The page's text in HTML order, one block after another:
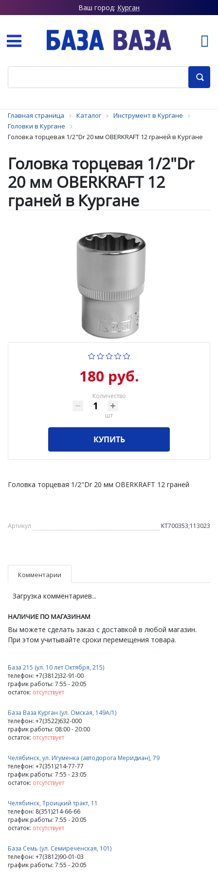
Ваш город: Курган
Главная страница Каталог
Инструмент в Кургане
Головки в Кургане
Головка торцевая 1/2"Dr 20 мм OBERKRAFT 12 граней в Кургане
Головка торцевая 1/2"Dr
20 мм OBERKRAFT 12
граней в Кургане
180 руб.
Количество
шт
КУПИТЬ
Головка торцевая 1/2"Dr 20 мм OBERKRAFT 12 граней
Артикул КТ700353;113023
Комментарии
Загрузка комментариев...
НАЛИЧИЕ ПО МАГАЗИНАМ
Вы можете сделать заказ с доставкой в любой магазин.
При этом учитывайте сроки перемещения товара.
База 215 (ул. 10 лет Октября, 215)
телефон: +7(3812)32-91-00
график работы: 7:55 - 20:05
остаток: отсутствует
База Ваза Курган (ул. Омская, 149А/1)
телефон: +7(3522)632-000
график работы: 08:00 - 20:00
остаток: отсутствует
Челябинск, ул. Игуменка (автодорога Меридиан), 79
телефон: +7(351)214-77-77
график работы: 7:55 - 23:05
остаток: отсутствует
Челябинск, Троицкий тракт, 11
телефон: 8(351)214-66-66
график работы: 7:55 - 20:05
остаток: отсутствует
База Семь (ул. Семиреченская, 101)
телефон: +7(3812)90-01-03
график работы: 7:55 - 20:05